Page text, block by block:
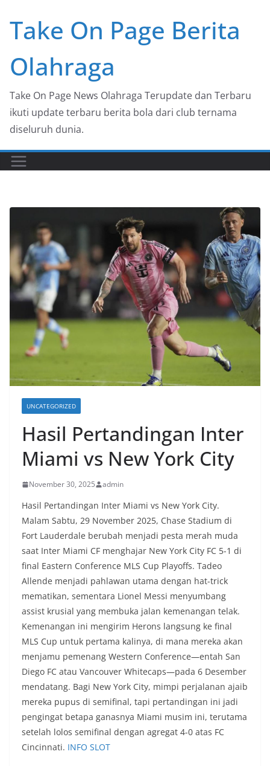
content
Take On Page Berita
Olahraga
Take On Page News Olahraga Terupdate dan Terbaru
ikuti update terbaru berita bola dari club ternama
diseluruh dunia.
UNCATEGORIZED
Hasil Pertandingan Inter
Miami vs New York City
November 30, 2025 admin
Hasil Pertandingan Inter Miami vs New York City.
Malam Sabtu, 29 November 2025, Chase Stadium di
Fort Lauderdale berubah menjadi pesta merah muda
saat Inter Miami CF menghajar New York City FC 5-1 di
final Eastern Conference MLS Cup Playoffs. Tadeo
Allende menjadi pahlawan utama dengan hat-trick
mematikan, sementara Lionel Messi menyumbang
assist krusial yang membuka jalan kemenangan telak.
Kemenangan ini mengirim Herons langsung ke final
MLS Cup untuk pertama kalinya, di mana mereka akan
menjamu pemenang Western Conference—entah San
Diego FC atau Vancouver Whitecaps—pada 6 Desember
mendatang. Bagi New York City, mimpi perjalanan ajaib
mereka pupus di semifinal, tapi pertandingan ini jadi
pengingat betapa ganasnya Miami musim ini, terutama
setelah lolos semifinal dengan agregat 4-0 atas FC
Cincinnati. INFO SLOT